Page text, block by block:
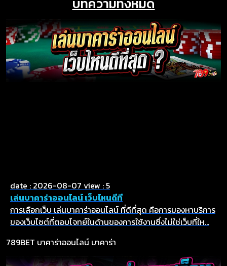
date : 2026-08-07 view : 5
เล่นบาคาร่าออนไลน์ เว็บไหนดีที
การเลือกเว็บ เล่นบาคาร่าออนไลน์ ที่ดีที่สุด คือการมองหาบริการ
ของเว็บไซต์ที่ตอบโจทย์ในด้านของการใช้งานซึ่งไม่ใช่เว็บที่ให...
789BET บาคาร่าออนไลน์ บาคาร่า